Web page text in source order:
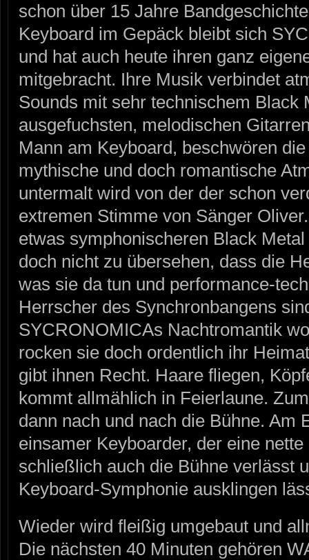
schon über 15 Jahre
Keyboard im Gepäck bleibt sich
und hat auch heute ihren ganz
mitgebracht. Ihre Musik verbindet
Sounds mit sehr technischem Black
ausgefuchsten, melodischen
Mann am Keyboard, beschwören
mythische und doch romantische
untermalt wird von der der schon
extremen Stimme von Sänger
etwas symphonischeren Black
doch nicht zu übersehen, dass die
was sie da tun und performance-
Herrscher des Synchronbangens
SYCRONOMICAs Nachtromantik
rocken sie doch ordentlich ihr
gibt ihnen Recht. Haare fliegen,
kommt allmählich in Feierlaune.
dann nach und nach die Bühne. Am
einsamer Keyboarder, der eine
schließlich auch die Bühne verlässt
Keyboard-Symphonie ausklingen
Wieder wird fleißig umgebaut und
Die nächsten 40 Minuten gehören